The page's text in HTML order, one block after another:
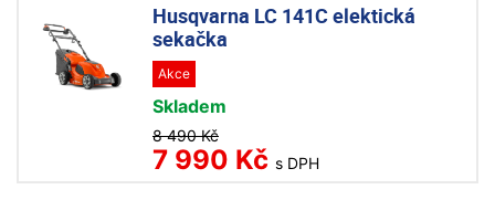
Husqvarna LC 141C elektická
sekačka
Akce
Skladem
8 490 Kč
7 990 Kč s DPH